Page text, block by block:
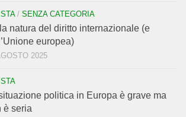
/ SENZA CATEGORIA
natura del diritto internazionale (e
europea)
2025
politica in Europa è grave ma
è seria